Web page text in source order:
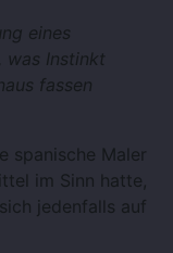
eines
was Instinkt
fassen
spanische Maler
im Sinn hatte,
jedenfalls auf